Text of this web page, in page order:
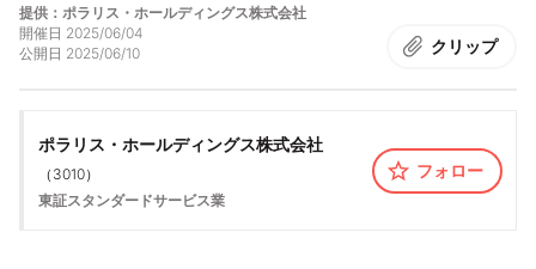
提供：ポラリス・ホールディングス株式会社
開催日 2025/06/04
公開日 2025/06/10 クリップ
ポラリス・ホールディングス株式会社
（ 3010）
東証スタンダードサービス業
フォロー